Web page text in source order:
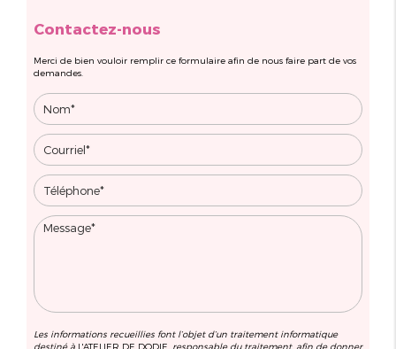
Contactez-nous
Merci de bien vouloir remplir ce formulaire afin de nous faire part de vos
demandes.
Les informations recueillies font l’objet d’un traitement informatique
destiné àL'ATELIER DE DODIE, responsable du traitement, afin de donner